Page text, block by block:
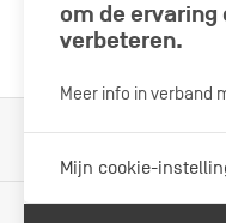
om de ervaring
verbeteren.
Meer info in verband
Mijn cookie-